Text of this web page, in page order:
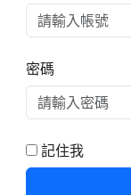
密碼
記住我